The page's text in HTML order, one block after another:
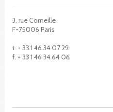
3, rue Corneille
F-75006 Paris
t. + 33 1 46 34 07 29
f. + 33 1 46 34 64 06